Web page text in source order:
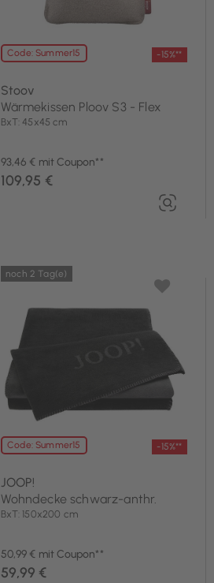
Code: Summer15 -15%**
Stoov
Wärmekissen Ploov S3 - Flex
BxT: 45x45 cm
93,46 € mit Coupon**
109,95 €
Code: Summer15 -15%**
noch 2 Tag(e)
JOOP!
Wohndecke schwarz-anthr.
BxT: 150x200 cm
50,99 € mit Coupon**
59,99 €